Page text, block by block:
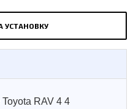
УСТАНОВКУ
RAV 4 4